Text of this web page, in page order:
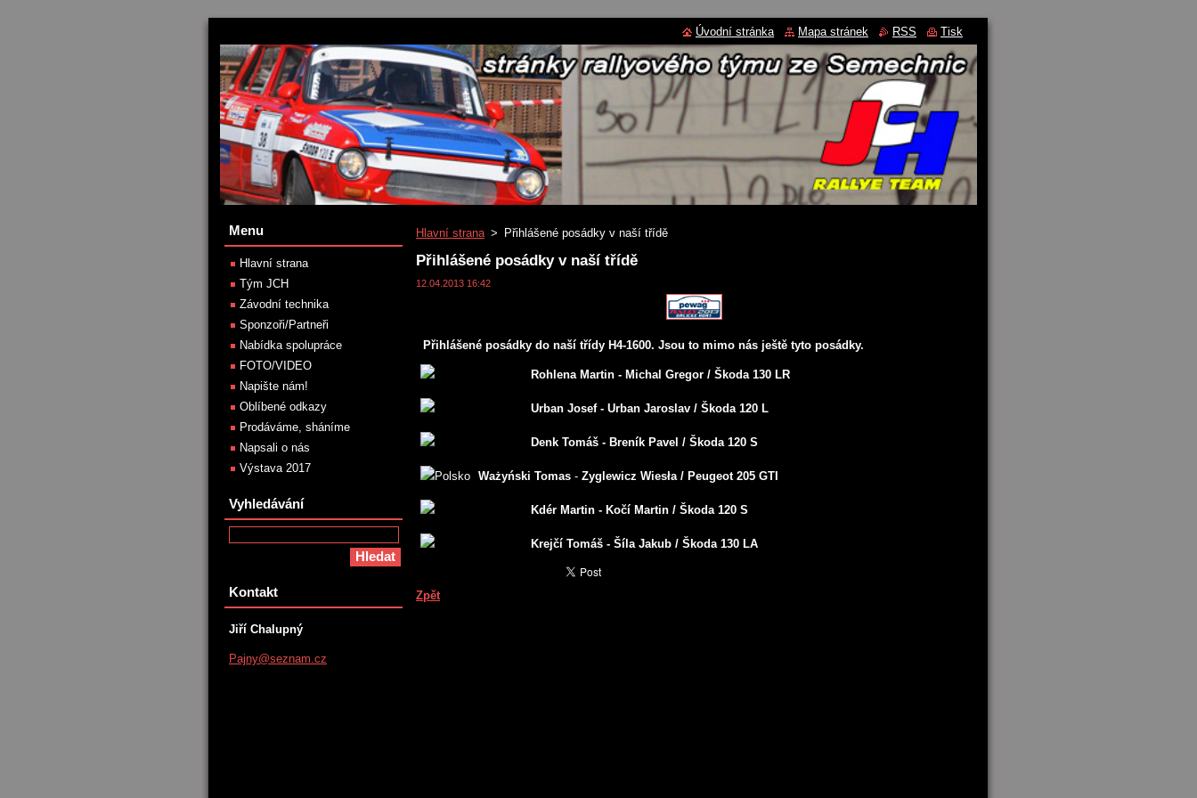
Hlavní strana > Přihlášené posádky v naší třídě
Přihlášené posádky v naší třídě
12.04.2013 16:42
Přihlášené posádky do naší třídy H4-1600. Jsou to mimo nás ještě tyto posádky.
Rohlena Martin - Michal Gregor / Škoda 130 LR
Urban Josef - Urban Jaroslav / Škoda 120 L
Denk Tomáš - Breník Pavel / Škoda 120 S
Ważyński Tomas - Zyglewicz Wiesła / Peugeot 205 GTI
Kdér Martin - Kočí Martin / Škoda 120 S
Krejčí Tomáš - Šíla Jakub / Škoda 130 LA
Zpět
Menu
Hlavní strana
Tým JCH
Závodní technika
Sponzoři/Partneři
Nabídka spolupráce
FOTO/VIDEO
Napište nám!
Oblíbené odkazy
Prodáváme, sháníme
Napsali o nás
Výstava 2017
Vyhledávání
Kontakt
Jiří Chalupný
Pajny@seznam.cz
Úvodní stránka Mapa stránek RSS Tisk